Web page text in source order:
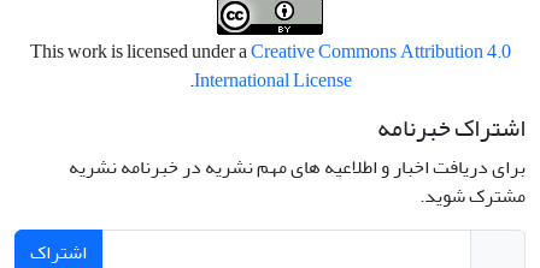
This work is licensed under aCreative Commons Attribution 4.0
International License
.
اشتراک خبرنامه
برای دریافت اخبار و اطلاعیه های مهم نشریه در خبرنامه نشریه
مشترک شوید.
اشتراک